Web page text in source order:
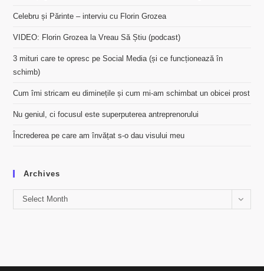
Celebru și Părinte – interviu cu Florin Grozea
VIDEO: Florin Grozea la Vreau Să Știu (podcast)
3 mituri care te opresc pe Social Media (și ce funcționează în
schimb)
Cum îmi stricam eu diminețile și cum mi-am schimbat un obicei prost
Nu geniul, ci focusul este superputerea antreprenorului
Încrederea pe care am învățat s-o dau visului meu
Archives
Archives
Select Month